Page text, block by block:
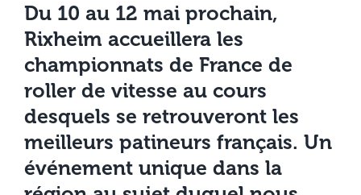
Du 10 au 12 mai prochain,
Rixheim accueillera les
championnats de France de
roller de vitesse au cours
desquels se retrouveront les
meilleurs patineurs français. Un
événement unique dans la